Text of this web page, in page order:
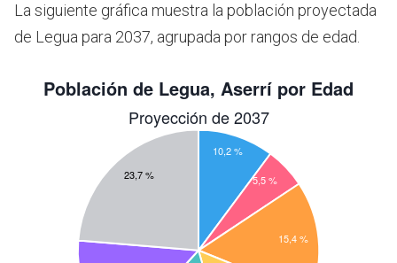
La siguiente gráfica muestra la población proyectada
de Legua para 2037, agrupada por rangos de edad.